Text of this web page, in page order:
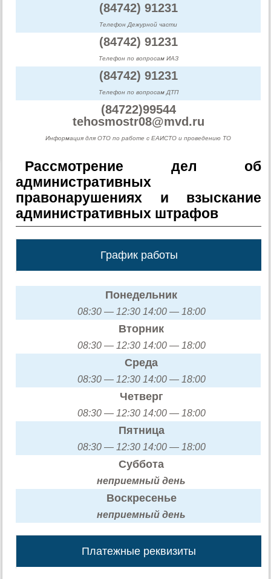
(84742) 91231
Телефон Дежурной части
(84742) 91231
Телефон по вопросам ИАЗ
(84742) 91231
Телефон по вопросам ДТП
(84722)99544
tehosmostr08@mvd.ru
Информация для ОТО по работе c ЕАИСТО и проведению ТО
Рассмотрение дел об
административных
правонарушениях и взыскание
административных штрафов
График работы
Понедельник
08:30 — 12:30 14:00 — 18:00
Вторник
08:30 — 12:30 14:00 — 18:00
Среда
08:30 — 12:30 14:00 — 18:00
Четверг
08:30 — 12:30 14:00 — 18:00
Пятница
08:30 — 12:30 14:00 — 18:00
Суббота
неприемный день
Воскресенье
неприемный день
Платежные реквизиты